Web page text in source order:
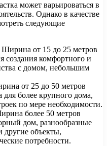
может варьироваться в
Однако в качестве
следующие
Ширина от 15 до 25 метров
создания комфортного и
с домом, небольшим
от 25 до 50 метров
для более крупного дома,
по мере необходимости.
более 50 метров
дом, разнообразные
другие объекты,
потребности.